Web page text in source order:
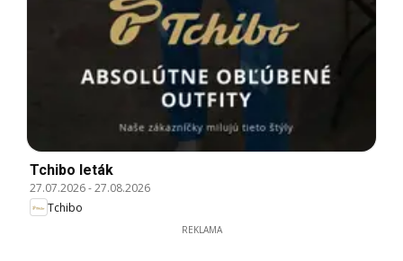
Tchibo leták
27.07.2026-27.08.2026
Tchibo
REKLAMA